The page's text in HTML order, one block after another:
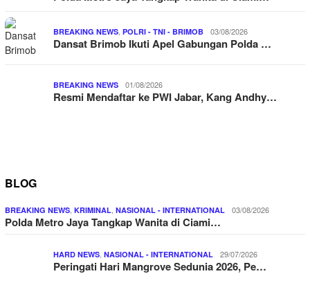
BREAKING NEWS POLRI - TNI - BRIMOB 03/08/2026
Dansat Brimob Ikuti Apel Gabungan Polda …
BREAKING NEWS 01/08/2026
Resmi Mendaftar ke PWI Jabar, Kang Andhy…
BLOG
BREAKING NEWS KRIMINAL NASIONAL - INTERNATIONAL 03/08/2026
Polda Metro Jaya Tangkap Wanita di Ciami…
HARD NEWS NASIONAL - INTERNATIONAL 29/07/2026
Peringati Hari Mangrove Sedunia 2026, Pe…